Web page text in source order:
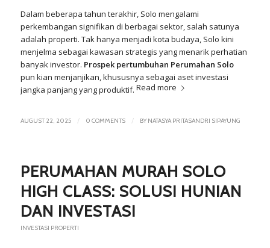
Dalam beberapa tahun terakhir, Solo mengalami
perkembangan signifikan di berbagai sektor, salah satunya
adalah properti. Tak hanya menjadi kota budaya, Solo kini
menjelma sebagai kawasan strategis yang menarik perhatian
banyak investor. Prospek pertumbuhan Perumahan Solo
pun kian menjanjikan, khususnya sebagai aset investasi
jangka panjang yang produktif. Read more
AUGUST 22, 2025 / 0 COMMENTS / BYNATASYA PRITASANDRI SIPAYUNG
PERUMAHAN MURAH SOLO
HIGH CLASS: SOLUSI HUNIAN
DAN INVESTASI
INVESTASI PROPERTI